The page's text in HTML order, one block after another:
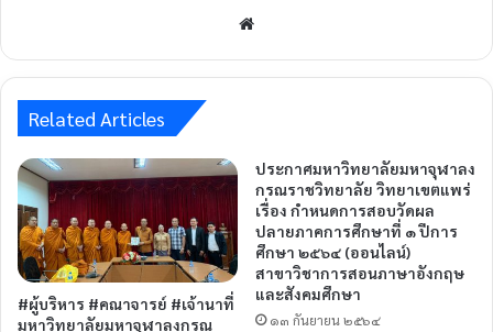
Website
Related Articles
#ผู้บริหาร #คณาจารย์ #เจ้านาที่
มหาวิทยาลัยมหาจุฬาลงกรณ
ประกาศมหาวิทยาลัยมหาจุฬาลง
กรณราชวิทยาลัย วิทยาเขตแพร่
เรื่อง กำหนดการสอบวัดผล
ปลายภาคการศึกษาที่ ๑ ปีการ
ศึกษา ๒๕๖๔ (ออนไลน์)
สาขาวิชาการสอนภาษาอังกฤษ
และสังคมศึกษา
๑๓ กันยายน ๒๕๖๔